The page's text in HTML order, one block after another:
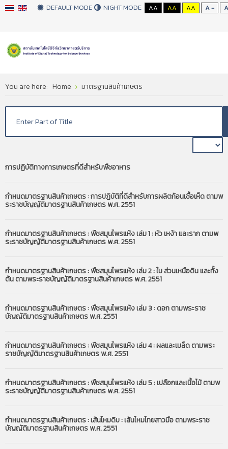
DEFAULT MODE NIGHT MODE AA AA AA A - A
You are here: Home มาตรฐานสินค้าเกษตร
การปฏิบัติทางการเกษตรที่ดีสำหรับพืชอาหาร
กำหนดมาตรฐานสินค้าเกษตร : การปฏิบัติที่ดีสำหรับการผลิตก้อนเชื้อเห็ด ตามพ
ระราชบัญญัติมาตรฐานสินค้าเกษตร พ.ศ. 2551
กำหนดมาตรฐานสินค้าเกษตร : พืชสมุนไพรแห้ง เล่ม 1 : หัว เหง้า และราก ตามพ
ระราชบัญญัติมาตรฐานสินค้าเกษตร พ.ศ. 2551
กำหนดมาตรฐานสินค้าเกษตร : พืชสมุนไพรแห้ง เล่ม 2 : ใบ ส่วนเหนือดิน และทั้ง
ต้น ตามพระราชบัญญัติมาตรฐานสินค้าเกษตร พ.ศ. 2551
กำหนดมาตรฐานสินค้าเกษตร : พืชสมุนไพรแห้ง เล่ม 3 : ดอก ตามพระราช
บัญญัติมาตรฐานสินค้าเกษตร พ.ศ. 2551
กำหนดมาตรฐานสินค้าเกษตร : พืชสมุนไพรแห้ง เล่ม 4 : ผลและเมล็ด ตามพระ
ราชบัญญัติมาตรฐานสินค้าเกษตร พ.ศ. 2551
กำหนดมาตรฐานสินค้าเกษตร : พืชสมุนไพรแห้ง เล่ม 5 : เปลือกและเนื้อไม้ ตามพ
ระราชบัญญัติมาตรฐานสินค้าเกษตร พ.ศ. 2551
กำหนดมาตรฐานสินค้าเกษตร : เส้นไหมดิบ : เส้นไหมไทยสาวมือ ตามพระราช
บัญญัติมาตรฐานสินค้าเกษตร พ.ศ. 2551